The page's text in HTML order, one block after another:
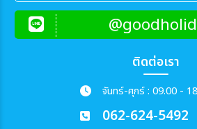
ติดต่อเรา
จันทร์-ศุกร์ : 09.00 -
062-624-5492